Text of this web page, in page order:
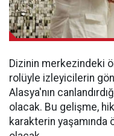
Dizinin merkezindeki
rolüyle izleyicilerin
Alasya'nın
olacak. Bu gelişme,
karakterin